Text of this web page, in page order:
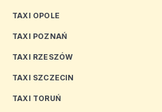
TAXI OPOLE
TAXI POZNAŃ
TAXI RZESZÓW
TAXI SZCZECIN
TAXI TORUŃ